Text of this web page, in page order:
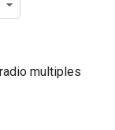
multiples